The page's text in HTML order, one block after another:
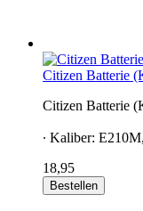
Citizen Batterie
Citizen Batterie
∙ Kaliber:
18,95
Bestellen